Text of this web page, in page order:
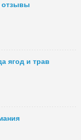
отзывы
ягод и трав